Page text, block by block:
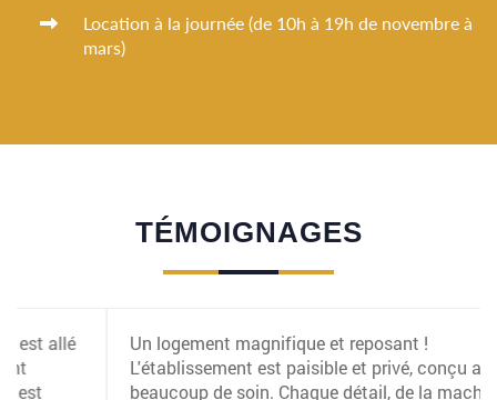
Location à la journée (de 10h à 19h de novembre à
mars)
TÉMOIGNAGES
Un logement magnifique et reposant !
L'établissement est paisible et privé, conçu avec
beaucoup de soin. Chaque détail, de la machine à